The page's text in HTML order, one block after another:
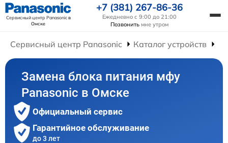
Сервисный центр Panasonicв
Омске
+7 (381) 267-86-36
Ежедневно с 9:00 до 21:00
Позвонить мне утром
Сервисный центр Panasonic Каталог устройств
Замена блока питания мфу
Panasonic в Омске
Официальный сервис
Гарантийное обслуживание
до 3 лет